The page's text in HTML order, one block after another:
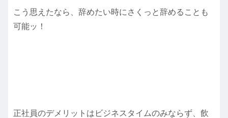
こう思えたなら、辞めたい時にさくっと辞めることも
可能ッ！
正社員のデメリットはビジネスタイムのみならず、飲